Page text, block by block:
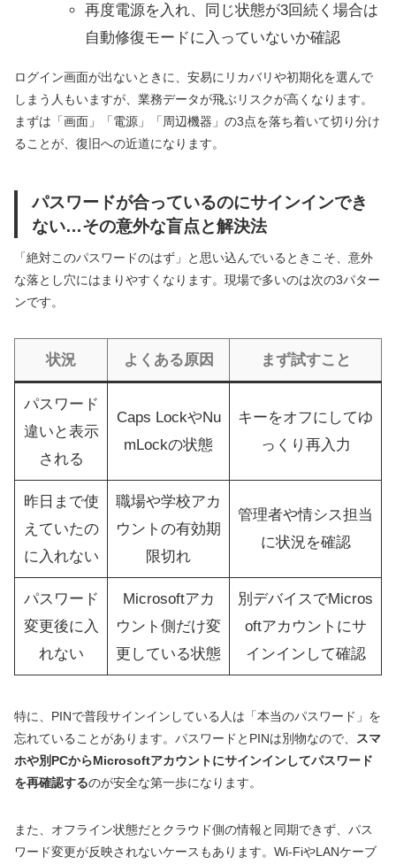
再度電源を入れ、同じ状態が3回続く場合は
自動修復モードに入っていないか確認
ログイン画面が出ないときに、安易にリカバリや初期化を選んで
しまう人もいますが、業務データが飛ぶリスクが高くなります。
まずは「画面」「電源」「周辺機器」の3点を落ち着いて切り分け
ることが、復旧への近道になります。
パスワードが合っているのにサインインでき
ない…その意外な盲点と解決法
「絶対このパスワードのはず」と思い込んでいるときこそ、意外
な落とし穴にはまりやすくなります。現場で多いのは次の3パター
ンです。
状況 よくある原因 まず試すこと
パスワード
違いと表示
される
Caps LockやNu
mLockの状態
キーをオフにしてゆ
っくり再入力
昨日まで使
えていたの
に入れない
職場や学校アカ
ウントの有効期
限切れ
管理者や情シス担当
に状況を確認
パスワード
変更後に入
れない
Microsoftアカ
ウント側だけ変
更している状態
別デバイスでMicros
oftアカウントにサ
インインして確認
特に、PINで普段サインインしている人は「本当のパスワード」を
忘れていることがあります。パスワードとPINは別物なので、
スマ
ホや別PCからMicrosoftアカウントにサインインしてパスワード
を再確認するのが安全な第一歩になります。
また、オフライン状態だとクラウド側の情報と同期できず、パス
ワード変更が反映されないケースもあります。Wi-FiやLANケーブ